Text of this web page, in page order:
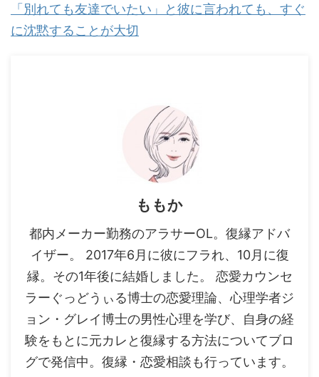
「別れても友達でいたい」と彼に言われても、すぐ
に沈黙することが大切
ももか
都内メーカー勤務のアラサーOL。復縁アドバ
イザー。 2017年6月に彼にフラれ、10月に復
縁。その1年後に結婚しました。 恋愛カウンセ
ラーぐっどうぃる博士の恋愛理論、心理学者ジ
ョン・グレイ博士の男性心理を学び、自身の経
験をもとに元カレと復縁する方法についてブロ
グで発信中。復縁・恋愛相談も行っています。